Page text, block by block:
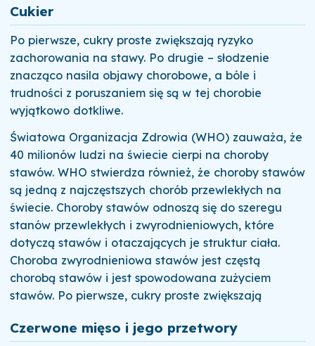
Cukier
Po pierwsze, cukry proste zwiększają ryzyko
zachorowania na stawy. Po drugie – słodzenie
znacząco nasila objawy chorobowe, a bóle i
trudności z poruszaniem się są w tej chorobie
wyjątkowo dotkliwe.
Światowa Organizacja Zdrowia (WHO) zauważa, że
40 milionów ludzi na świecie cierpi na choroby
stawów. WHO stwierdza również, że choroby stawów
są jedną z najczęstszych chorób przewlekłych na
świecie. Choroby stawów odnoszą się do szeregu
stanów przewlekłych i zwyrodnieniowych, które
dotyczą stawów i otaczających je struktur ciała.
Choroba zwyrodnieniowa stawów jest częstą
chorobą stawów i jest spowodowana zużyciem
stawów. Po pierwsze, cukry proste zwiększają
Czerwone mięso i jego przetwory